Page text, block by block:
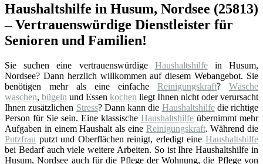
Haushaltshilfe in Husum, Nordsee (25813)
– Vertrauenswürdige Dienstleister für
Senioren und Familien!
Sie suchen eine vertrauenswürdige Haushaltshilfein Husum,
Nordsee? Dann herzlich willkommen auf diesem Webangebot. Sie
benötigen mehr als eine einfache Reinigungskraft? Wäsche
waschen, bügeln und Essen kochen liegt Ihnen nicht oder verursacht
Ihnen zusätzlichen Stress? Dann kann die Haushaltshilfedie richtige
Person für Sie sein. Eine klassische Haushaltshilfe übernimmt mehr
Aufgaben in einem Haushalt als eine Reinigungskraft. Während die
Putzfrau putzt und Oberflächen reinigt, erledigt eine Haushaltshilfe
bei Bedarf auch viele weitere Arbeiten. So ist Ihre Haushaltshilfe in
Husum, Nordsee auch für die Pflege der Wohnung, die Pflege von